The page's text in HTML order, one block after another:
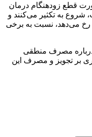
قطع زودهنگام درمان
شروع به تکثیر می‌کنند و
رخ می‌دهد، نسبت به برخی
مصرف منطقی
بر تجویز و مصرف این